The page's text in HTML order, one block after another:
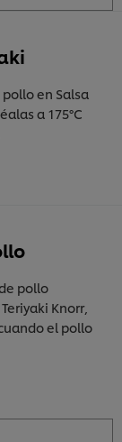
en Salsa
a 175°C
pollo
Knorr,
el pollo